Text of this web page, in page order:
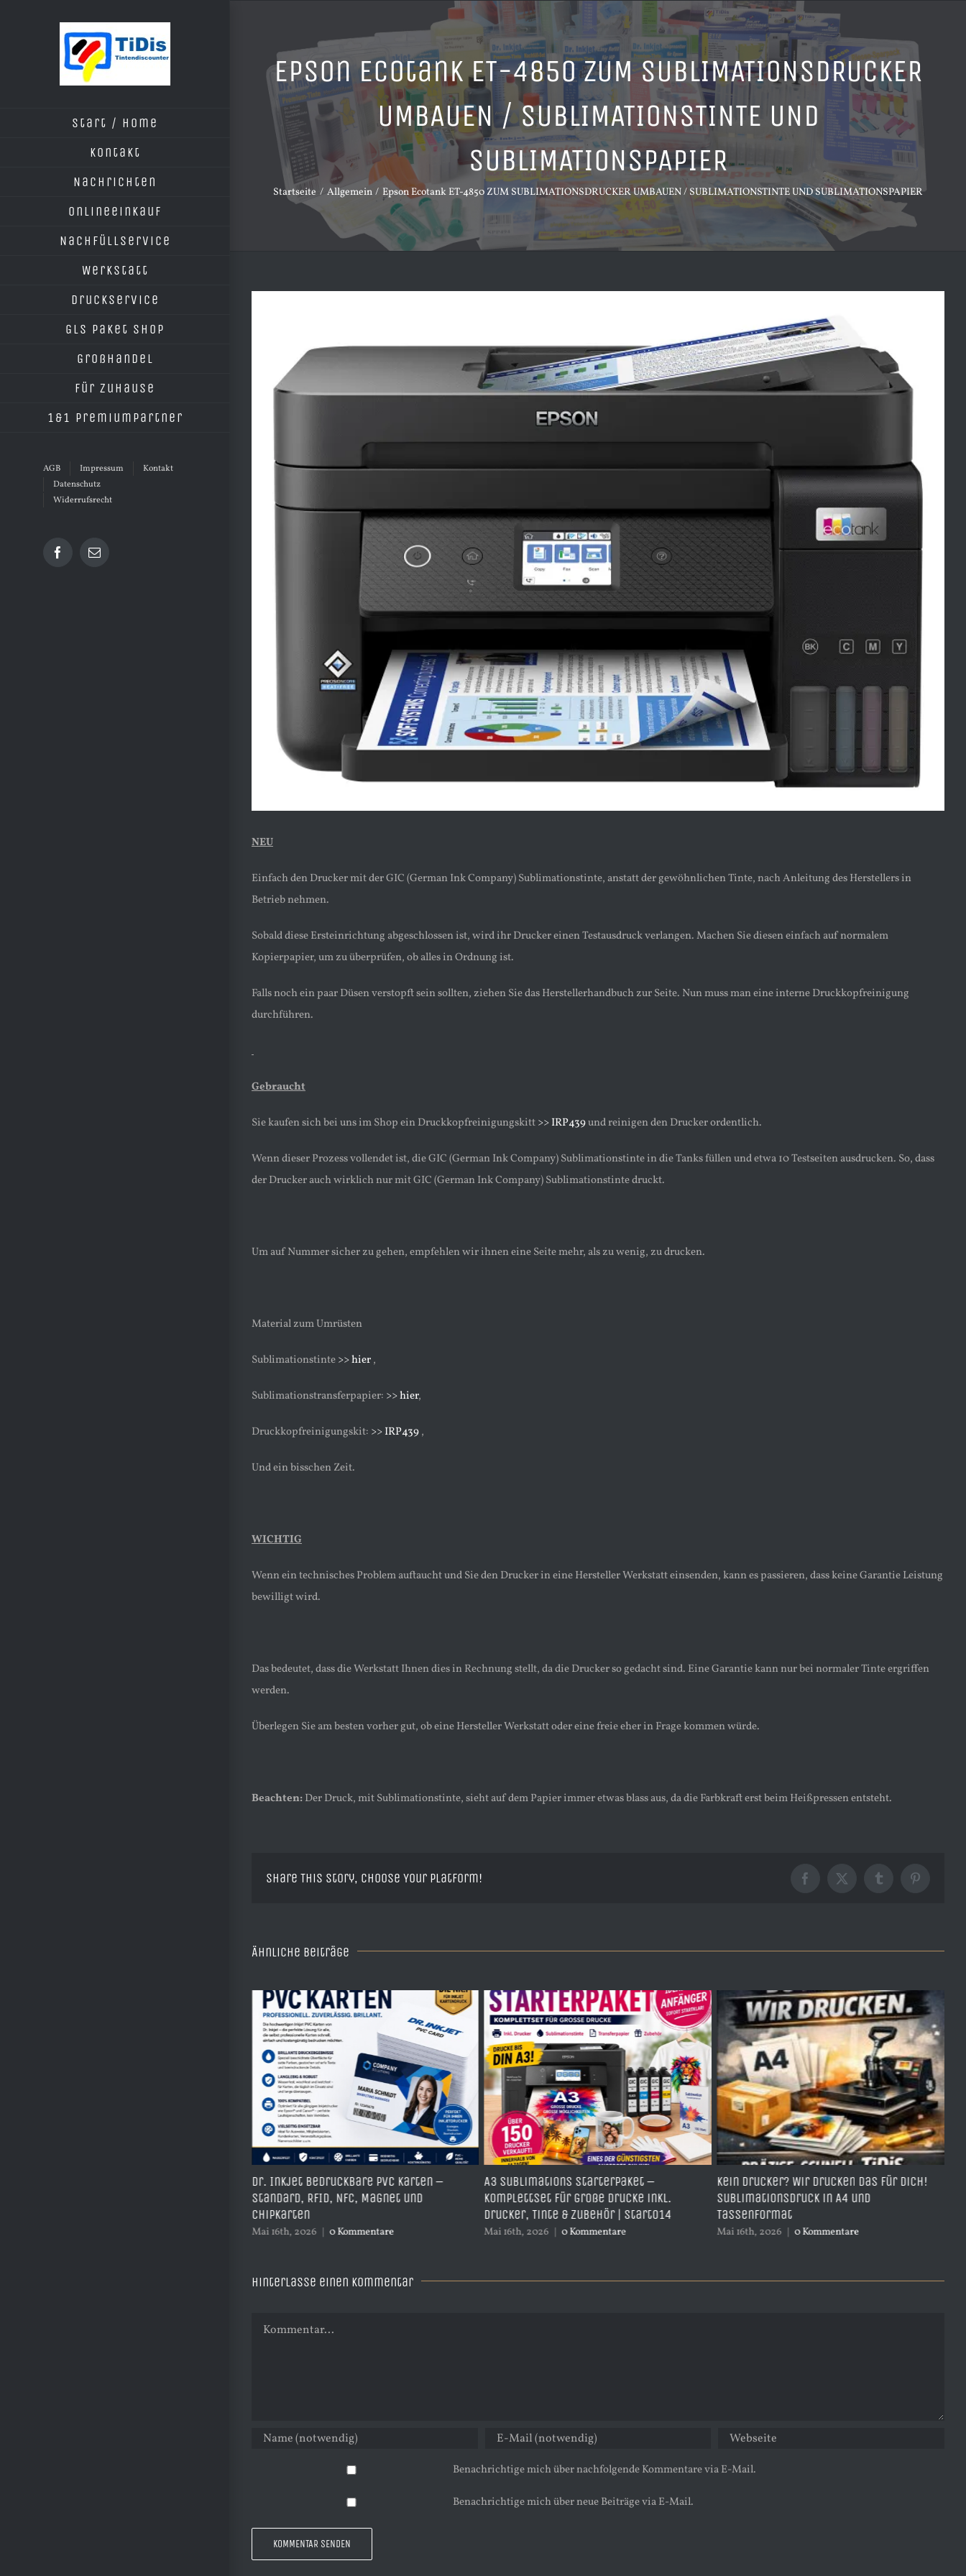
Start / Home
Kontakt
Nachrichten
Onlineeinkauf
Nachfüllservice
Werkstatt
Druckservice
GLS Paket Shop
Großhandel
Für Zuhause
1&1 Premiumpartner
AGB Impressum
Kontakt
Datenschutz
Widerrufsrecht
Facebook
E-
Epson Ecotank ET-4850 ZUM SUBLIMATIONSDRUCKER
UMBAUEN / SUBLIMATIONSTINTE UND
SUBLIMATIONSPAPIER
Startseite Allgemein Epson Ecotank ET-4850 ZUM SUBLIMATIONSDRUCKER UMBAUEN / SUBLIMATIONSTINTE UND SUBLIMATIONSPAPIER
NEU
Einfach den Drucker mit der GIC (German Ink Company) Sublimationstinte, anstatt der gewöhnlichen Tinte, nach Anleitung des Herstellers in
Betrieb nehmen.
Sobald diese Ersteinrichtung abgeschlossen ist, wird ihr Drucker einen Testausdruck verlangen. Machen Sie diesen einfach auf normalem
Kopierpapier, um zu überprüfen, ob alles in Ordnung ist.
Falls noch ein paar Düsen verstopft sein sollten, ziehen Sie das Herstellerhandbuch zur Seite. Nun muss man eine interne Druckkopfreinigung
durchführen.
Gebraucht
Sie kaufen sich bei uns im Shop ein Druckkopfreinigungskitt>> IRP439und reinigen den Drucker ordentlich.
Wenn dieser Prozess vollendet ist, die GIC (German Ink Company) Sublimationstinte in die Tanks füllen und etwa 10 Testseiten ausdrucken. So, dass
der Drucker auch wirklich nur mit GIC (German Ink Company) Sublimationstinte druckt.
Um auf Nummer sicher zu gehen, empfehlen wir ihnen eine Seite mehr, als zu wenig, zu drucken.
Material zum Umrüsten
Sublimationstinte>> hier,
Sublimationstransferpapier: >> hier,
Druckkopfreinigungskit: >> IRP439,
Und ein bisschen Zeit.
WICHTIG
Wenn ein technisches Problem auftaucht und Sie den Drucker in eine Hersteller Werkstatt einsenden, kann es passieren, dass keine Garantie Leistung
bewilligt wird.
Das bedeutet, dass die Werkstatt Ihnen dies in Rechnung stellt, da die Drucker so gedacht sind. Eine Garantie kann nur bei normaler Tinte ergriffen
werden.
Überlegen Sie am besten vorher gut, ob eine Hersteller Werkstatt oder eine freie eher in Frage kommen würde.
Beachten:Der Druck, mit Sublimationstinte, sieht auf dem Papier immer etwas blass aus, da die Farbkraft erst beim Heißpressen entsteht.
Share This Story, Choose Your Platform! Facebook
X TumblrPinterest
Ähnliche Beiträge
A3 Sublimations Starterpaket –
Komplettset für große Drucke inkl.
Drucker, Tinte & Zubehör | Start014
Mai 16th, 2026 | 0 Kommentare
Kein Drucker? Wir drucken das für dich!
Sublimationsdruck in A4 und
Tassenformat
Mai 16th, 2026 | 0 Kommentare
TDH951Y- Best Price Ersatzpatrone –
yellow – mit 17ml Inhalt ersetzt
April 4th, 2026
Hinterlasse einen Kommentar
Kommentar
Benachrichtige mich über nachfolgende Kommentare via E-Mail.
Benachrichtige mich über neue Beiträge via E-Mail.